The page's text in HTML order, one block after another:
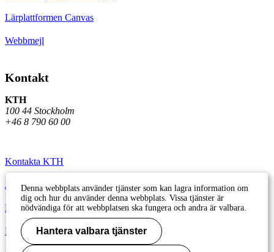
Lärplattformen Canvas
Webbmejl
Kontakt
KTH
100 44 Stockholm
+46 8 790 60 00
Kontakta KTH
Jobba på KTH
Press och media
Faktura och betalning KTH
Denna webbplats använder tjänster som kan lagra information om
dig och hur du använder denna webbplats. Vissa tjänster är
nödvändiga för att webbplatsen ska fungera och andra är valbara.
Hantera valbara tjänster